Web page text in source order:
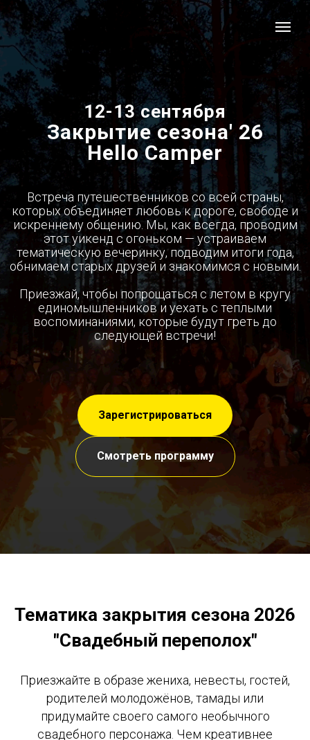
12-13 сентября
Закрытие сезона' 26
Hello Camper
Встреча путешественников со всей страны,
которых объединяет любовь к дороге, свободе и
искреннему общению. Мы, как всегда, проводим
этот уикенд с огоньком — устраиваем
тематическую вечеринку, подводим итоги года,
обнимаем старых друзей и знакомимся с новыми.
Приезжай, чтобы попрощаться с летом в кругу
единомышленников и уехать с теплыми
воспоминаниями, которые будут греть до
следующей встречи!
Зарегистрироваться
Смотреть программу
Тематика закрытия сезона 2026
"Свадебный переполох"
Приезжайте в образе жениха, невесты, гостей,
родителей молодожёнов, тамады или
придумайте своего самого необычного
свадебного персонажа. Чем креативнее